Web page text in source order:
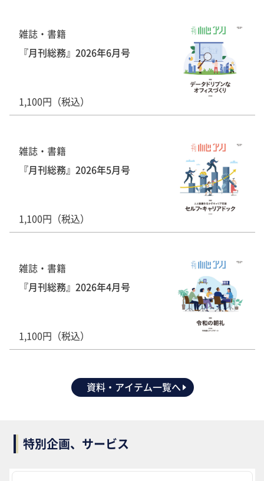
雑誌・書籍
『月刊総務』2026年6月号
1,100円（税込）
雑誌・書籍
『月刊総務』2026年5月号
1,100円（税込）
雑誌・書籍
『月刊総務』2026年4月号
1,100円（税込）
資料・アイテム一覧へ
特別企画、サービス